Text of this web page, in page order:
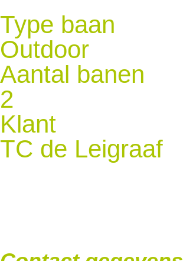
Type baan
Outdoor
Aantal banen
2
Klant
TC de Leigraaf